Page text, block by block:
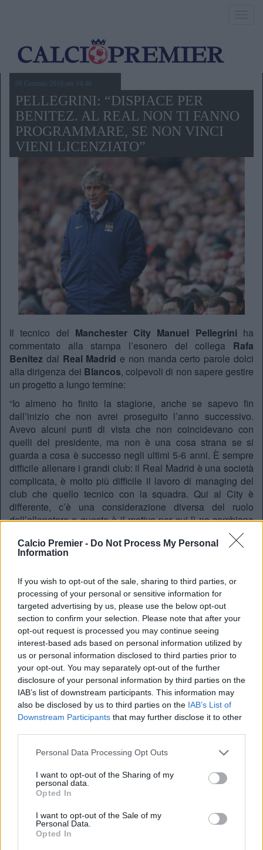
Calcio Premier - Do Not Process My Personal
Information
If you wish to opt-out of the sale, sharing to third parties, or
processing of your personal or sensitive information for
targeted advertising by us, please use the below opt-out
section to confirm your selection. Please note that after your
opt-out request is processed you may continue seeing
interest-based ads based on personal information utilized by
us or personal information disclosed to third parties prior to
your opt-out. You may separately opt-out of the further
disclosure of your personal information by third parties on the
IAB’s list of downstream participants. This information may
also be disclosed by us to third parties on the IAB’s List of
Downstream Participants that may further disclose it to other
Personal Data Processing Opt Outs
I want to opt-out of the Sharing of my
personal data.
Opted In
I want to opt-out of the Sale of my
Personal Data.
Opted In
06 Gennaio 2016,ore 14.46
PELLEGRINI: “DISPIACE PER
BENITEZ. AL REAL NON TI FANNO
PROGRAMMARE, SE NON VINCI
VIENI LICENZIATO”
Il tecnico del Manchester City Manuel Pellegrini ha
commentato alla stampa l’esonero del collega Rafa
Benitez dal Real Madrid e non manda certo parole dolci
alla dirigenza dei Blancos, colpevoli di non sapere gestire
un progetto a lungo termine:
“Io almeno ho finito la stagione, anche se sapevo fin
dall’inizio che non avrei proseguito l’anno successivo.
Avevo alcuni punti di vista che non coincidevano con
quelli del presidente, ma non è una cosa strana se si
guarda a cosa è successo negli ultimi 5-6 anni. È sempre
difficile allenare i grandi club: il Real Madrid è una società
complicata, è molto più difficile il lavoro di managing del
club che quello tecnico con la squadra. Qui al City è
differente, c’è una considerazione diversa del ruolo
dell’allenatore e questo è il motivo per cui lì ne cambiano
uno ogni anno; qui non si licenzia qualcuno perché per un
anno non vince un trofeo. Sono progetti societari differenti.
Benitez? Mi dispiace per lui, è un allenatore che rispetto,
REDAZIONE
Twitter @Calciopremier